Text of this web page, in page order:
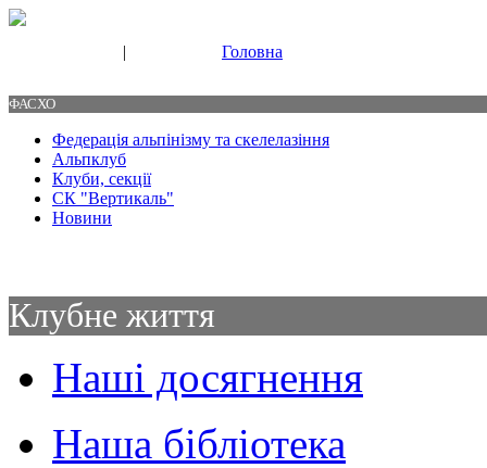
| Головна
ФАСХО
Федерація альпінізму та скелелазіння
Альпклуб
Клуби, секції
СК "Вертикаль"
Новини
Клубне життя
Наші досягнення
Наша бібліотека